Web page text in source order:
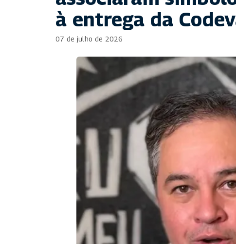
à entrega da
07 de julho de 2026